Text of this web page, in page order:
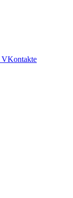
VKontakte